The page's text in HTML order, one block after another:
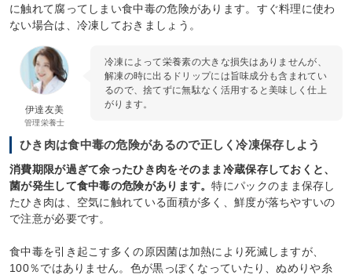
に触れて腐ってしまい食中毒の危険があります。すぐ料理に使わ
ない場合は、冷凍しておきましょう。
伊達友美
管理栄養士
冷凍によって栄養素の大きな損失はありませんが、
解凍の時に出るドリップには旨味成分も含まれてい
るので、捨てずに無駄なく活用すると美味しく仕上
がります。
ひき肉は食中毒の危険があるので正しく冷凍保存しよう
消費期限が過ぎて余ったひき肉をそのまま冷蔵保存しておくと、
菌が発生して食中毒の危険があります。特にパックのまま保存し
たひき肉は、空気に触れている面積が多く、鮮度が落ちやすいの
で注意が必要です。
食中毒を引き起こす多くの原因菌は加熱により死滅しますが、
100％ではありません。色が黒っぽくなっていたり、ぬめりや糸